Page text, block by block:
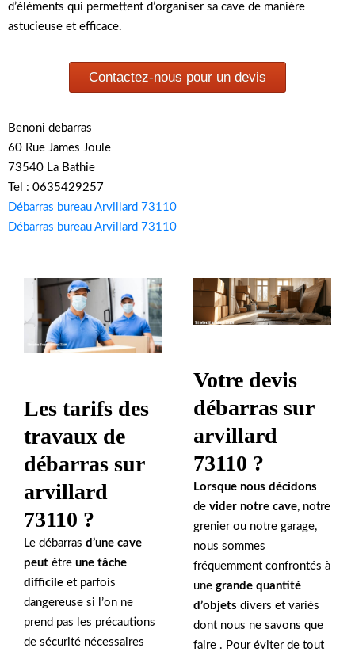
d’éléments qui permettent d’organiser sa cave de manière
astucieuse et efficace.
Contactez-nous pour un devis
Benoni debarras
60 Rue James Joule
73540 La Bathie
Tel : 0635429257
Débarras bureau Arvillard 73110
Débarras bureau Arvillard 73110
Les tarifs des
travaux de
débarras sur
arvillard
73110 ?
Le débarras d’une cave
peut être une tâche
difficile et parfois
dangereuse si l’on ne
prend pas les précautions
de sécurité nécessaires
Votre devis
débarras sur
arvillard
73110 ?
Lorsque nous décidons
de vider notre cave, notre
grenier ou notre garage,
nous sommes
fréquemment confrontés à
une grande quantité
d’objets divers et variés
dont nous ne savons que
faire . Pour éviter de tout